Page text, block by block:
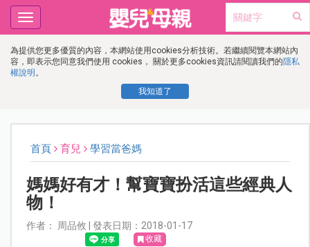
為提供您更多優質的內容，本網站使用cookies分析技術。若繼續閱覽本網站內
容，即表示您同意我們使用 cookies， 關於更多cookies資訊請閱讀我們的隱私
權說明 。
我知道了
Toggle
navigation
首頁 育兒 學習當爸媽
媽媽好有才！幫寶寶扮活這些經典人
物！
作者： 周品攸 | 發表日期：2018-01-17
收藏